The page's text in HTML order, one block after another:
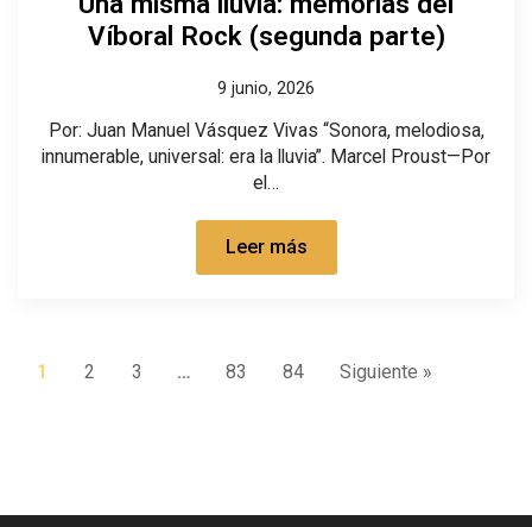
Víboral Rock (segunda parte)
9 junio, 2026
Por: Juan Manuel Vásquez Vivas “Sonora, melodiosa,
innumerable, universal: era la lluvia”. Marcel Proust—Por
el…
Leer más
1 2 3 … 83 84 Siguiente »